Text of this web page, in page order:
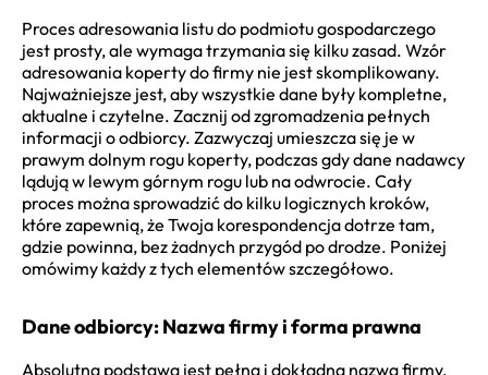
Proces adresowania listu do podmiotu gospodarczego
jest prosty, ale wymaga trzymania się kilku zasad. Wzór
adresowania koperty do firmy nie jest skomplikowany.
Najważniejsze jest, aby wszystkie dane były kompletne,
aktualne i czytelne. Zacznij od zgromadzenia pełnych
informacji o odbiorcy. Zazwyczaj umieszcza się je w
prawym dolnym rogu koperty, podczas gdy dane nadawcy
lądują w lewym górnym rogu lub na odwrocie. Cały
proces można sprowadzić do kilku logicznych kroków,
które zapewnią, że Twoja korespondencja dotrze tam,
gdzie powinna, bez żadnych przygód po drodze. Poniżej
omówimy każdy z tych elementów szczegółowo.
Dane odbiorcy: Nazwa firmy i forma prawna
Absolutną podstawą jest pełna i dokładna nazwa firmy.